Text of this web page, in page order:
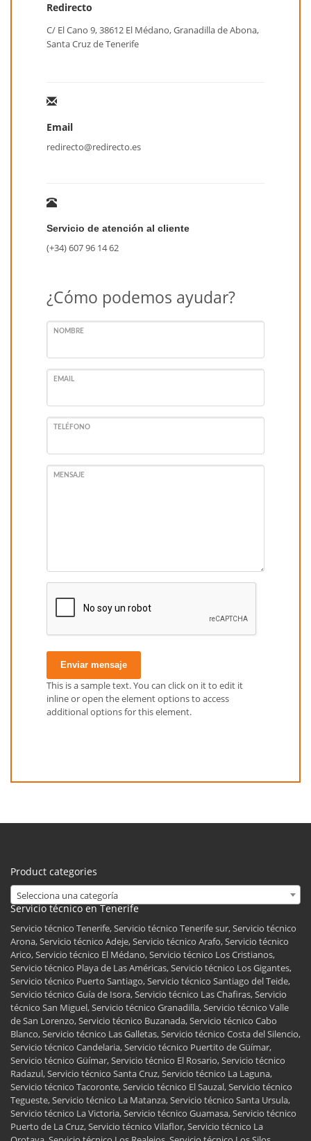
Redirecto
C/ El Cano 9, 38612 El Médano, Granadilla de Abona,
Santa Cruz de Tenerife
Email
redirecto@redirecto.es
Servicio de atención al cliente
(+34) 607 96 14 62
¿Cómo podemos ayudar?
NOMBRE
EMAIL
TELÉFONO
MENSAJE
Enviar mensaje
This is a sample text. You can click on it to edit it
inline or open the element options to access
additional options for this element.
Product categories
Selecciona una categoría
Servicio técnico en Tenerife
Servicio técnico Tenerife, Servicio técnico Tenerife sur, Servicio técnico
Arona, Servicio técnico Adeje, Servicio técnico Arafo, Servicio técnico
Arico, Servicio técnico El Médano, Servicio técnico Los Cristianos,
Servicio técnico Playa de Las Américas, Servicio técnico Los Gigantes,
Servicio técnico Puerto Santiago, Servicio técnico Santiago del Teide,
Servicio técnico Guía de Isora, Servicio técnico Las Chafiras, Servicio
técnico San Miguel, Servicio técnico Granadilla, Servicio técnico Valle
de San Lorenzo, Servicio técnico Buzanada, Servicio técnico Cabo
Blanco, Servicio técnico Las Galletas, Servicio técnico Costa del Silencio,
Servicio técnico Candelaria, Servicio técnico Puertito de Güímar,
Servicio técnico Güímar, Servicio técnico El Rosario, Servicio técnico
Radazul, Servicio técnico Santa Cruz, Servicio técnico La Laguna,
Servicio técnico Tacoronte, Servicio técnico El Sauzal, Servicio técnico
Tegueste, Servicio técnico La Matanza, Servicio técnico Santa Ursula,
Servicio técnico La Victoria, Servicio técnico Guamasa, Servicio técnico
Puerto de La Cruz, Servicio técnico Vilaflor, Servicio técnico La